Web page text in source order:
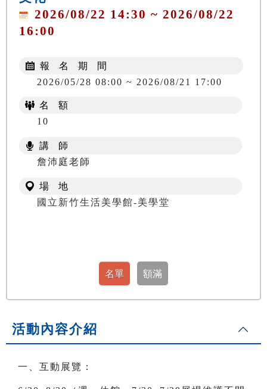
2026/08/22 14:30 ~ 2026/08/22
16:00
報 名 期 間
2026/05/28 08:00 ~ 2026/08/21 17:00
名 額
10
講 師
詹沛庭老師
場 地
國立新竹生活美學館-美學堂
活動內容介紹
一、互動展覽：